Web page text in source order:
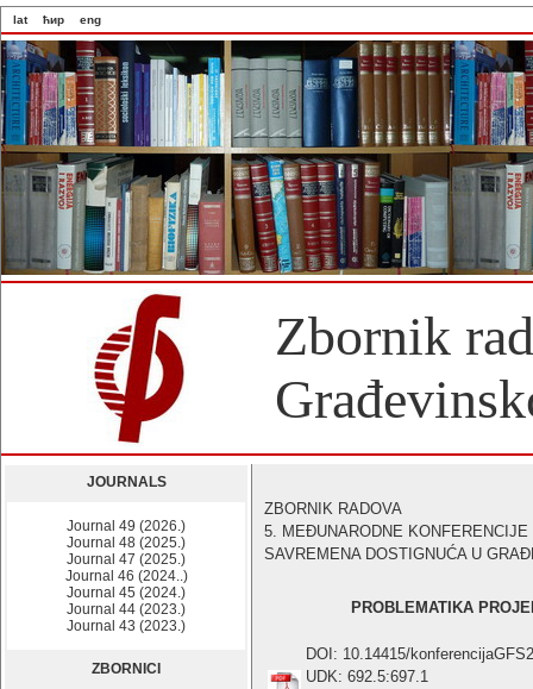
lat ћир eng
Zbornik
JOURNALS
Journal 49 (2026.)
Journal 48 (2025.)
Journal 47 (2025.)
Journal 46 (2024..)
Journal 45 (2024.)
Journal 44 (2023.)
Journal 43 (2023.)
ZBORNICI
ZBORNIK RADOVA
5. MEĐUNARODNE KONFERENCIJE
SAVREMENA DOSTIGNUĆA U
PROBLEMATIKA
DOI: 10.14415/
UDK: 692.5:697.1